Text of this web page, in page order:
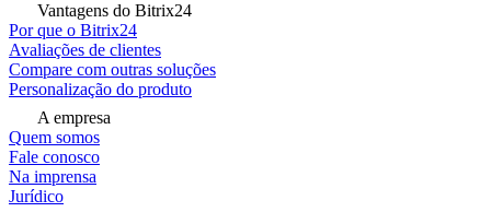
Vantagens do Bitrix24
Por que o Bitrix24
Avaliações de clientes
Compare com outras soluções
Personalização do produto
A empresa
Quem somos
Fale conosco
Na imprensa
Jurídico